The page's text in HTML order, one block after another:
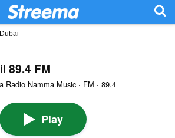
Dubai
89.4 FM
Radio Namma Music · FM · 89.4
Play